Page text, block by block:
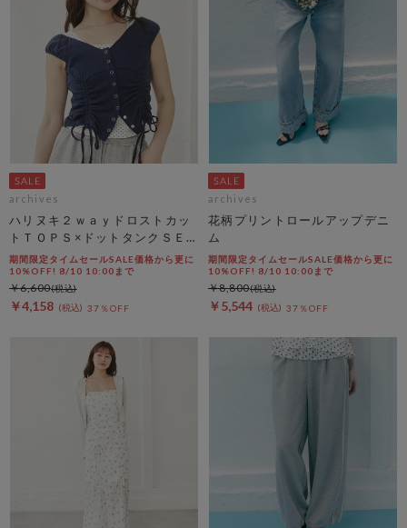
archives
ハリヌキ２ｗａｙドロストカッ
トＴＯＰＳ×ドットタンクＳＥ
Ｔ
期間限定タイムセールSALE価格から更に
10%OFF! 8/10 10:00まで
￥4,158 37％OFF
￥6,600
archives
花柄プリントロールアップデニ
ム
期間限定タイムセールSALE価格から更に
10%OFF! 8/10 10:00まで
￥5,544 37％OFF
￥8,800